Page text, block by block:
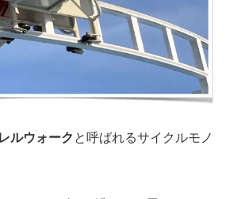
ルウォーク と呼ばれるサイクルモノ